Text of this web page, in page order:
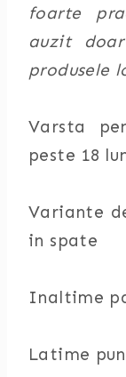
foarte
auzit
produsele
Varsta
peste 18
Variante
in spate
Inaltime
Latime